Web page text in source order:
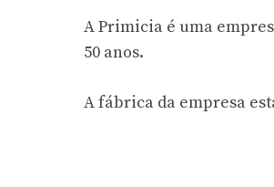
A Primicia é uma
50 anos.
A fábrica da empresa